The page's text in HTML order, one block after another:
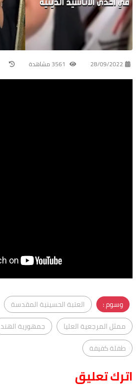
28/09/2022
وسوم :
العتبة الحسينية المقدسة
ممثل المرجعية العليا
جمهورية الهند
طفلة كفيفة
اترك تعليق